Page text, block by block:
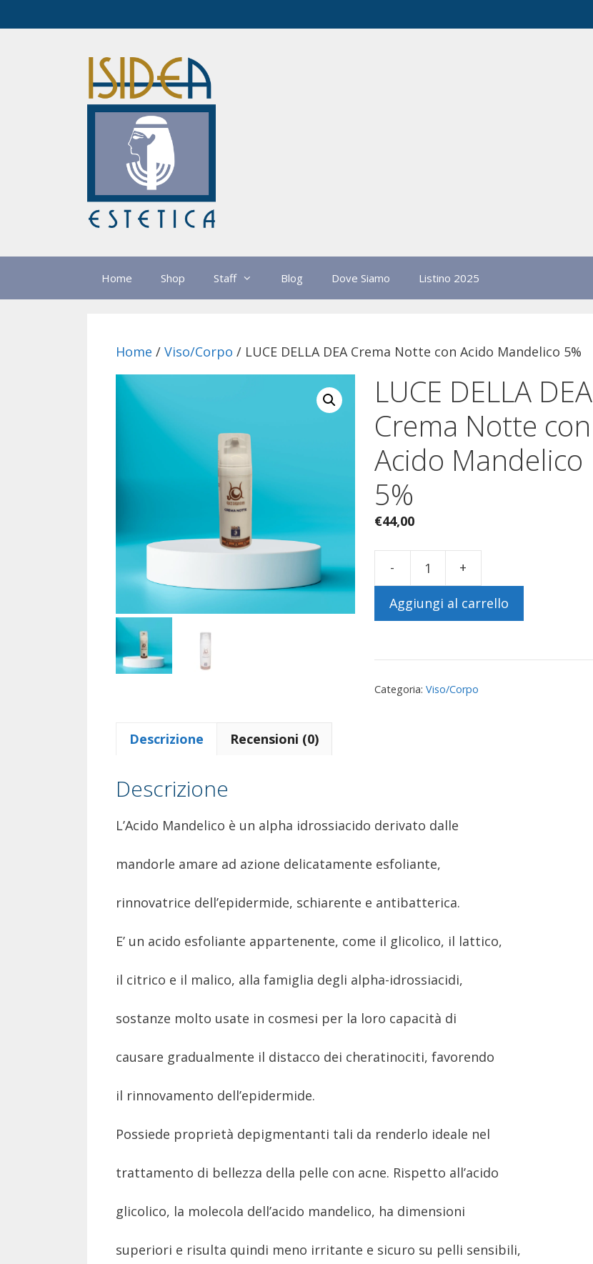
al
Home Shop Staff Blog Dove Siamo Listino 2025
Home / Viso/Corpo / LUCE DELLA DEA Crema Notte con Acido Mandelico 5%
LUCE DELLA DEA
Crema Notte con
Acido Mandelico
5%
€44,00
-
DELLA
Acido
+
Aggiungi al carrello
Categoria: Viso/Corpo
Descrizione Recensioni (0)
Descrizione
L’Acido Mandelico è un alpha idrossiacido derivato dalle
mandorle amare ad azione delicatamente esfoliante,
rinnovatrice dell’epidermide, schiarente e antibatterica.
E’ un acido esfoliante appartenente, come il glicolico, il lattico,
il citrico e il malico, alla famiglia degli alpha-idrossiacidi,
sostanze molto usate in cosmesi per la loro capacità di
causare gradualmente il distacco dei cheratinociti, favorendo
il rinnovamento dell’epidermide.
Possiede proprietà depigmentanti tali da renderlo ideale nel
trattamento di bellezza della pelle con acne. Rispetto all’acido
glicolico, la molecola dell’acido mandelico, ha dimensioni
superiori e risulta quindi meno irritante e sicuro su pelli sensibili,